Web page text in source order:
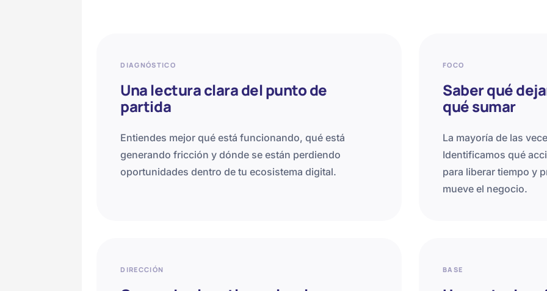
DIAGNÓSTICO
Una lectura clara del punto de
partida
Entiendes mejor qué está funcionando, qué está
generando fricción y dónde se están perdiendo
oportunidades dentro de tu ecosistema digital.
FOCO
Saber qué
qué sumar
La mayoría de las
Identificamos qué
para liberar tiempo y
mueve el negocio.
DIRECCIÓN BASE